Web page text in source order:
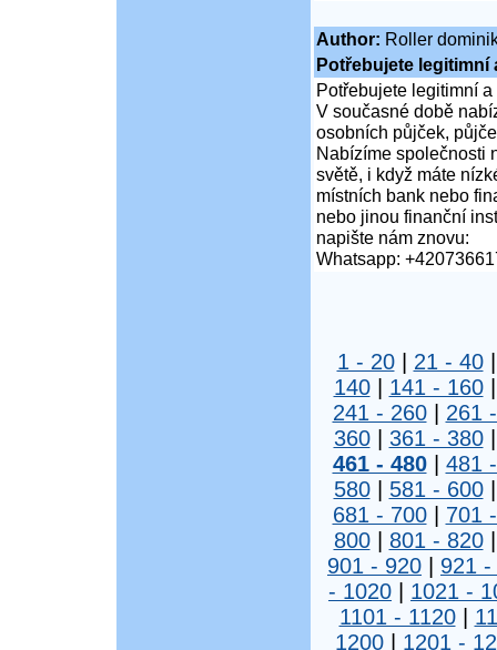
Author: Roller
Potřebujete
Potřebujete legitimní
V současné době
osobních půjček,
Nabízíme společnosti
světě, i když máte
místních bank nebo
nebo jinou finanční
napište nám znovu:
Whatsapp:
1 - 20| 21 - 40
140| 141 - 160
241 - 260| 261
360| 361 - 380
461 - 480| 481
580| 581 - 600
681 - 700| 701
800| 801 - 820
901 - 920
921 -
- 1020
1021 -
1101 - 1120|
1200
1201 -